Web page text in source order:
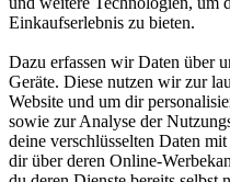
Einkaufserlebnis zu bieten.
Dazu erfassen wir Daten über
Geräte. Diese nutzen wir zur
Website und um dir
sowie zur Analyse der
deine verschlüsselten Daten
dir über deren Online-